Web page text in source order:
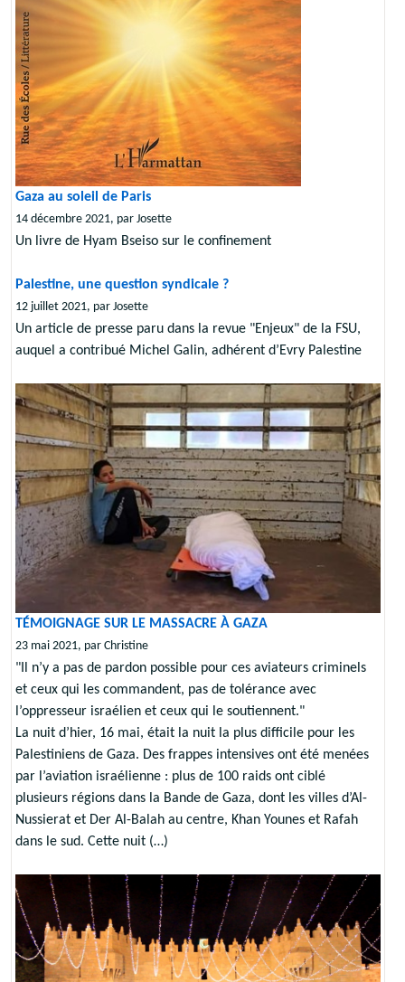
Gaza au soleil de Paris
14 décembre 2021, par Josette
Un livre de Hyam Bseiso sur le confinement
Palestine, une question syndicale ?
12 juillet 2021, par Josette
Un article de presse paru dans la revue "Enjeux" de la FSU,
auquel a contribué Michel Galin, adhérent d’Evry Palestine
TÉMOIGNAGE SUR LE MASSACRE À GAZA
23 mai 2021, par Christine
"Il n’y a pas de pardon possible pour ces aviateurs criminels
et ceux qui les commandent, pas de tolérance avec
l’oppresseur israélien et ceux qui le soutiennent."
La nuit d’hier, 16 mai, était la nuit la plus difficile pour les
Palestiniens de Gaza. Des frappes intensives ont été menées
par l’aviation israélienne : plus de 100 raids ont ciblé
plusieurs régions dans la Bande de Gaza, dont les villes d’Al-
Nussierat et Der Al-Balah au centre, Khan Younes et Rafah
dans le sud. Cette nuit (…)